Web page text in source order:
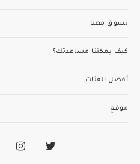
تسوق معنا
كيف يمكننا مساعدتك؟
أفضل الفئات
موقع